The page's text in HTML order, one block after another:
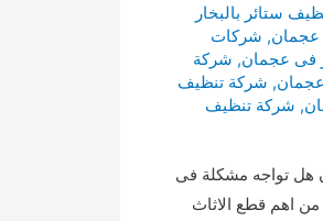
ستائر بالبخار
عجمان, شركات
فى عجمان, شركة
, شركة تنظيف
, شركة تنظيف
هل تواجه مشكلة فى
من اهم قطع الاثاث